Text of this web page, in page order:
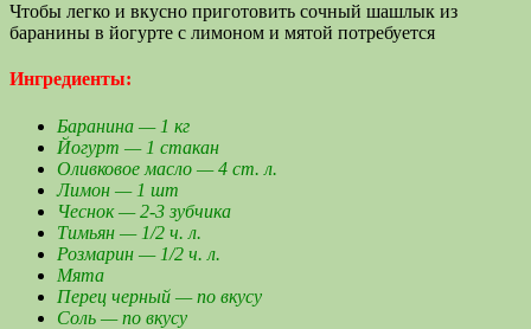
Чтобы легко и вкусно приготовить сочный шашлык из
баранины в йогурте с лимоном и мятой потребуется
Ингредиенты:
Баранина — 1 кг
Йогурт — 1 стакан
Оливковое масло — 4 ст. л.
Лимон — 1 шт
Чеснок — 2-3 зубчика
Тимьян — 1/2 ч. л.
Розмарин — 1/2 ч. л.
Мята
Перец черный — по вкусу
Соль — по вкусу